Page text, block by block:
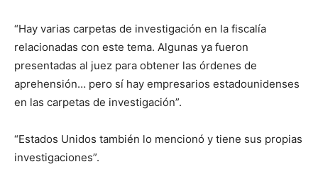
“Hay varias carpetas de investigación en la fiscalía
relacionadas con este tema. Algunas ya fueron
presentadas al juez para obtener las órdenes de
aprehensión… pero sí hay empresarios estadounidenses
en las carpetas de investigación”.
“Estados Unidos también lo mencionó y tiene sus propias
investigaciones”.